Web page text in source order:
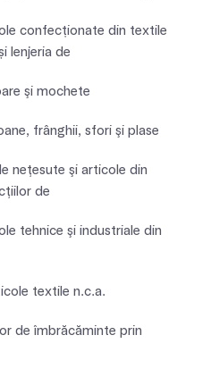
confecționate din textile
lenjeria de
şi mochete
frânghii, sfori şi plase
neţesute şi articole din
de
tehnice şi industriale din
textile n.c.a.
de îmbrăcăminte prin